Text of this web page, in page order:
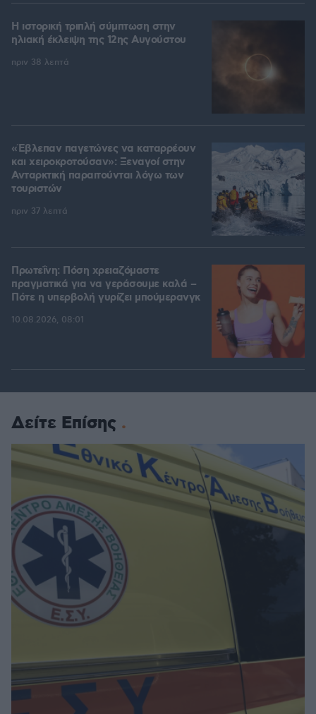
Η ιστορική τριπλή σύμπτωση στην
ηλιακή έκλειψη της 12ης Αυγούστου
πριν 38 λεπτά
«Έβλεπαν παγετώνες να καταρρέουν
και χειροκροτούσαν»: Ξεναγοί στην
Ανταρκτική παραιτούνται λόγω των
τουριστών
πριν 37 λεπτά
Πρωτεΐνη: Πόση χρειαζόμαστε
πραγματικά για να γεράσουμε καλά –
Πότε η υπερβολή γυρίζει μπούμερανγκ
10.08.2026, 08:01
Δείτε Επίσης